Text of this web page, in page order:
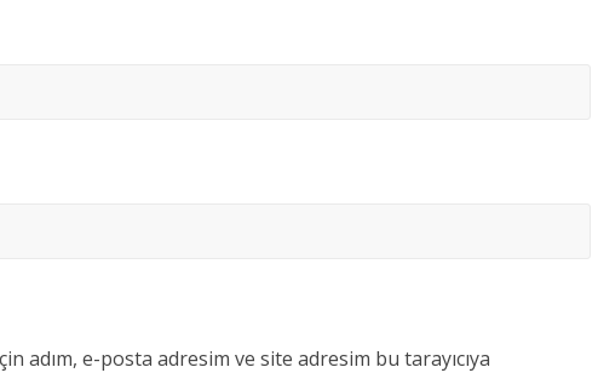
adım, e-posta adresim ve site adresim bu tarayıcıya